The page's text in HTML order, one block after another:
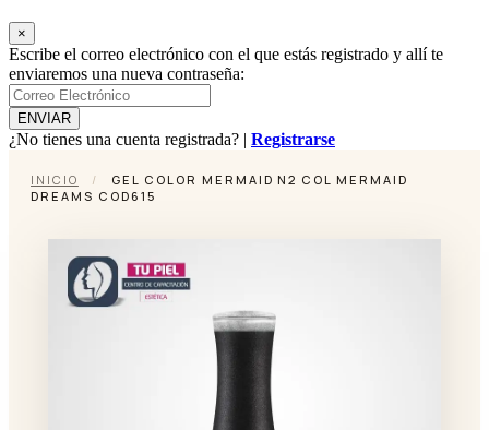
×
Escribe el correo electrónico con el que estás registrado y allí te
enviaremos una nueva contraseña:
¿No tienes una cuenta registrada? | Registrarse
INICIO /
GEL COLOR MERMAID N2 COL MERMAID
DREAMS COD615